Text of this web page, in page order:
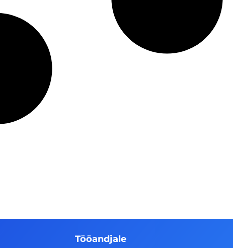
Tööandjale